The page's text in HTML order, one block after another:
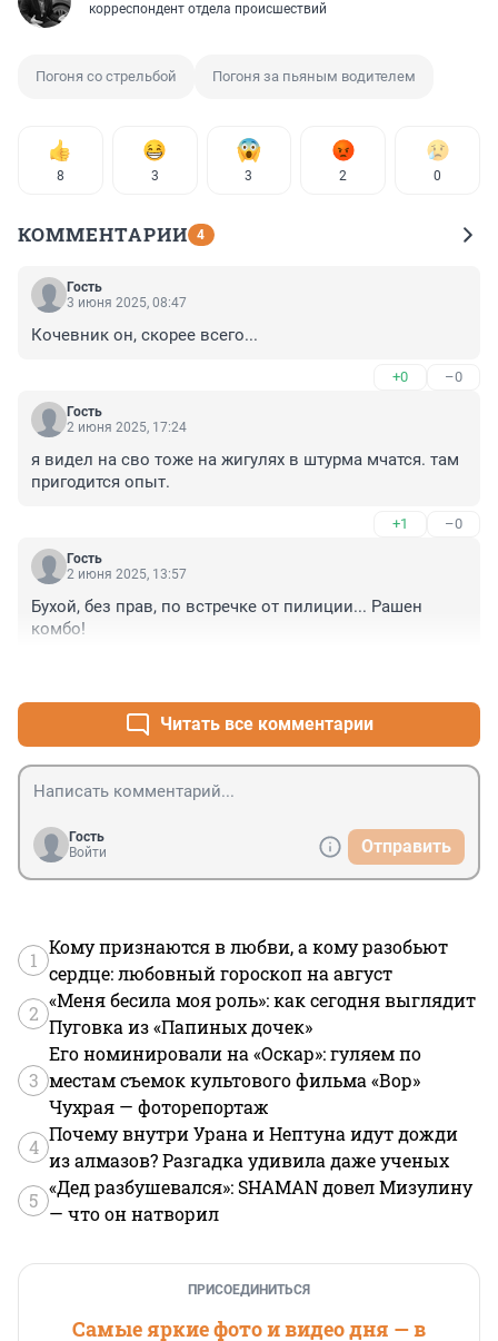
корреспондент отдела происшествий
Погоня со стрельбой Погоня за пьяным водителем
8 3 3 2 0
КОММЕНТАРИИ 4
Гость
3 июня 2025, 08:47
Кочевник он, скорее всего...
+0 –0
Гость
2 июня 2025, 17:24
я видел на сво тоже на жигулях в штурма мчатся. там
пригодится опыт.
+1 –0
Гость
2 июня 2025, 13:57
Бухой, без прав, по встречке от пилиции... Рашен
комбо!
Читать все комментарии
Гость
Войти
Отправить
1
Кому признаются в любви, а кому разобьют
сердце: любовный гороскоп на август
2
«Меня бесила моя роль»: как сегодня выглядит
Пуговка из «Папиных дочек»
3
Его номинировали на «Оскар»: гуляем по
местам съемок культового фильма «Вор»
Чухрая — фоторепортаж
4
Почему внутри Урана и Нептуна идут дожди
из алмазов? Разгадка удивила даже ученых
5
«Дед разбушевался»: SHAMAN довел Мизулину
— что он натворил
ПРИСОЕДИНИТЬСЯ
Самые яркие фото и видео дня — в